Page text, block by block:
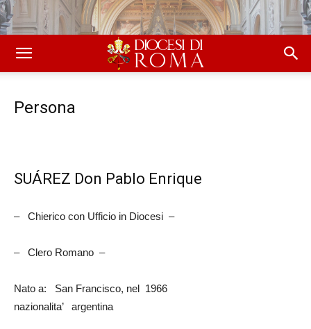
Persona
SUÁREZ Don Pablo Enrique
– Chierico con Ufficio in Diocesi –
– Clero Romano –
Nato a: San Francisco, nel 1966
nazionalita’ argentina